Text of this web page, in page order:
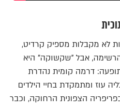
לא מקבלות מספיק קרדיט,
אבל "שקשוקה" היא
דרמה קומית נהדרת
עוז ומתמקדת בחיי הילדים
הצפונית הרחוקה, וכבר